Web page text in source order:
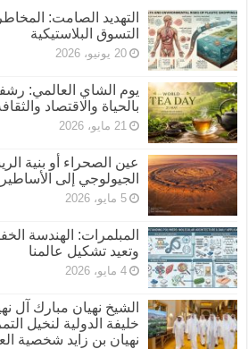
التهديد الصامت:
التسوق البلاستيكية
20 يونيو، 2026
يوم الشاي العالمي:
بالحياة والاقتصاد
21 مايو، 2026
عين الصحراء أو بنية
الجيولوجي إلى الأساطير
5 مايو، 2026
المبلمرات: الهندسة
وتعيد تشكيل عالمنا
4 مايو، 2026
الشيخ نهيان مبارك آل
خليفة الدولية لنخيل
نهيان بن زايد شخصية العام